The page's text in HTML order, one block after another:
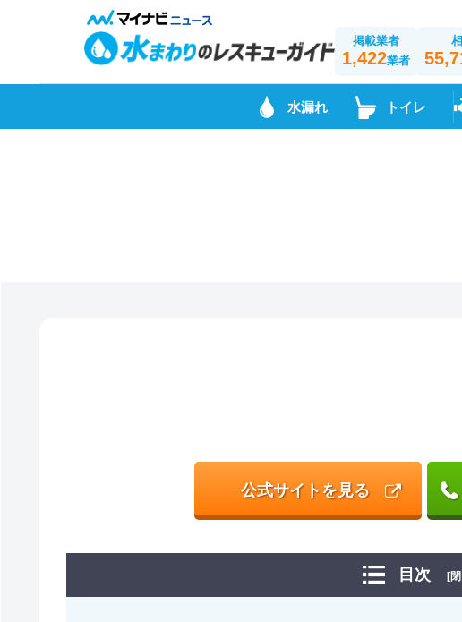
掲載業者
1,422業者
水漏れ トイレ
公式サイトを見る
目次 [